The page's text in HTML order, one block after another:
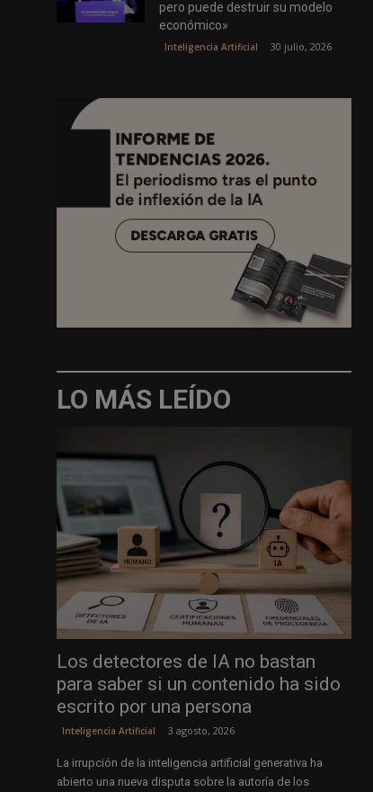
pero puede destruir su modelo
económico»
Inteligencia Artificial 30 julio, 2026
LO MÁS LEÍDO
Los detectores de IA no bastan
para saber si un contenido ha sido
escrito por una persona
Inteligencia Artificial 3 agosto, 2026
La irrupción de la inteligencia artificial generativa ha
abierto una nueva disputa sobre la autoría de los